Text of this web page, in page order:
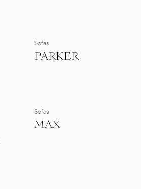
Sofas
PARKER
Sofas
MAX